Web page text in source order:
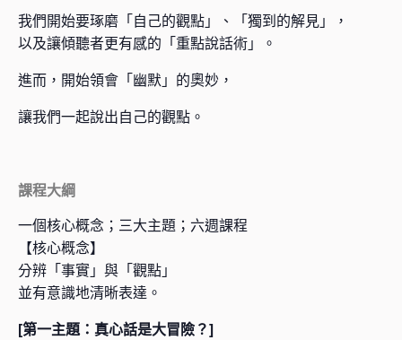
我們開始要琢磨「自己的觀點」、「獨到的解見」，
以及讓傾聽者更有感的「重點說話術」。
進而，開始領會「幽默」的奧妙，
讓我們一起說出自己的觀點。
課程大綱
一個核心概念；三大主題；六週課程
【核心概念】
分辨「事實」與「觀點」
並有意識地清晰表達。
[第一主題：真心話是大冒險？]